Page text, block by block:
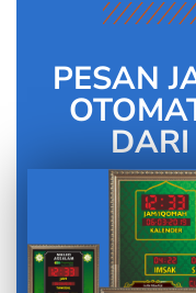
PESAN